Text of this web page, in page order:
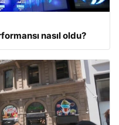
nasıl oldu?